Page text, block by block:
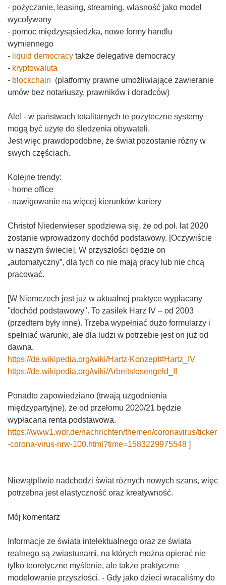
- pożyczanie, leasing, streaming, własność jako model
wycofywany
- pomoc międzysąsiedzka, nowe formy handlu
wymiennego
- liquid democracy także delegative democracy
- kryptowaluta
- blockchain (platformy prawne umożliwiające zawieranie
umów bez notariuszy, prawników i doradców)
Ale! - w państwach totalitarnych te pożyteczne systemy
mogą być użyte do śledzenia obywateli.
Jest więc prawdopodobne, że świat pozostanie różny w
swych częściach.
Kolejne trendy:
- home office
- nawigowanie na więcej kierunków kariery
Christof Niederwieser spodziewa się, że od poł. lat 2020
zostanie wprowadzony dochód podstawowy. [Oczywiście
w naszym świecie]. W przyszłości będzie on
„automatyczny”, dla tych co nie mają pracy lub nie chcą
pracować.
[W Niemczech jest już w aktualnej praktyce wypłacany
"dochód podstawowy". To zasilek Harz IV – od 2003
(przedtem były inne). Trzeba wypełniać dużo formularzy i
spełniać warunki, ale dla ludzi w potrzebie jest on już od
dawna.
https://de.wikipedia.org/wiki/Hartz-Konzept#Hartz_IV
https://de.wikipedia.org/wiki/Arbeitslosengeld_II
Ponadto zapowiedziano (trwają uzgodnienia
międzypartyjne), że od przełomu 2020/21 będzie
wypłacana renta podstawowa.
https://www1.wdr.de/nachrichten/themen/coronavirus/ticker
-corona-virus-nrw-100.html?time=1583229975548 ]
Niewątpliwie nadchodzi świat różnych nowych szans, więc
potrzebna jest elastyczność oraz kreatywność.
Mój komentarz
Informacje ze świata intelektualnego oraz ze świata
realnego są zwiastunami, na których można opierać nie
tylko teoretyczne myślenie, ale także praktyczne
modelowanie przyszłości. - Gdy jako dzieci wracaliśmy do